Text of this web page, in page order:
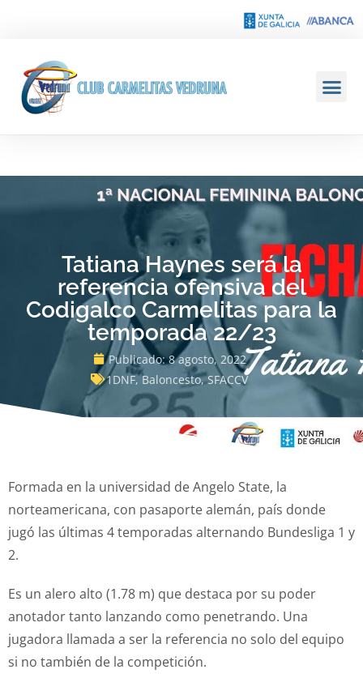
Tatiana Haynes será la
referencia ofensiva del
Codigalco Carmelitas para la
temporada 22/23
Publicado: 8 agosto, 2022
1DNF,Baloncesto,SFACCV
Formada en la universidad de Angelo State, la
norteamericana, con pasaporte alemán, país donde
jugó las últimas 4 temporadas alternando Bundesliga 1 y
2.
Es un alero alto (1.78 m) que destaca por su poder
anotador tanto lanzando como penetrando. Una
jugadora llamada a ser la referencia no solo del equipo
si no también de la competición.